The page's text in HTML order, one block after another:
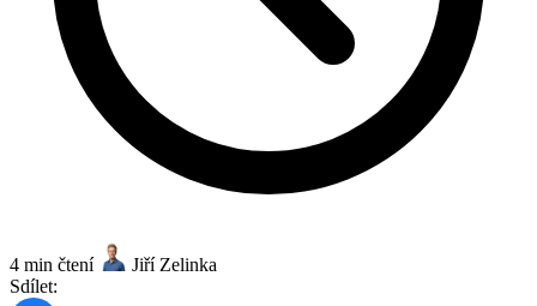
4 min čtení
Jiří Zelinka
Sdílet: